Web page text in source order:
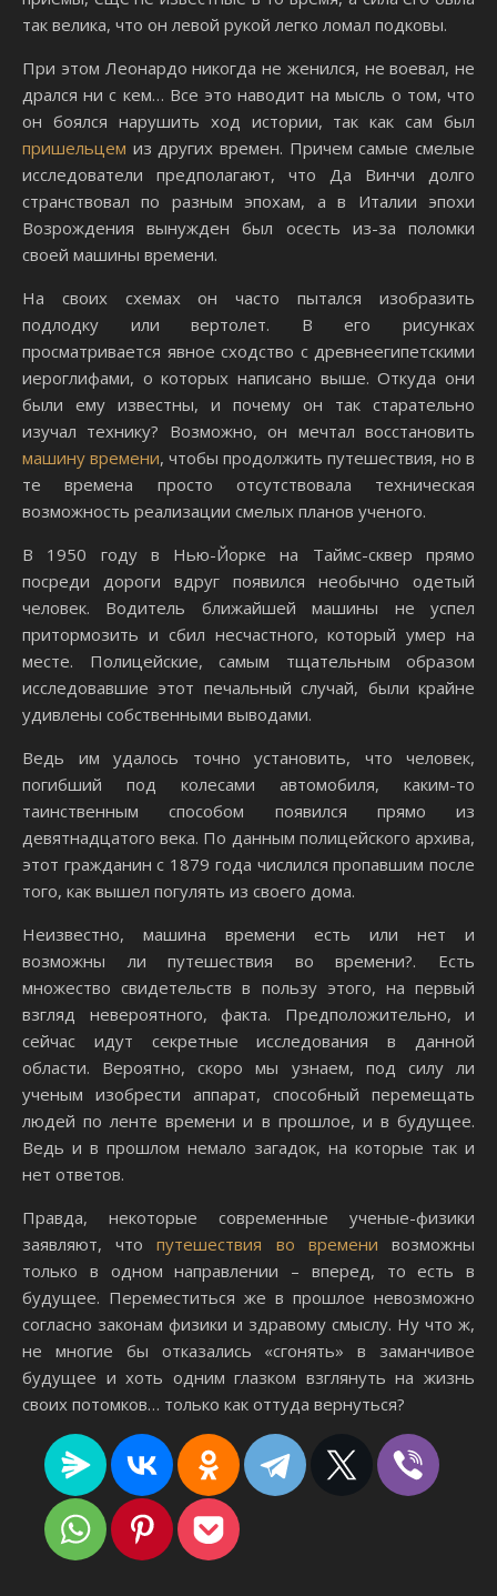
так велика, что он левой рукой легко ломал подковы.
При этом Леонардо никогда не женился, не воевал, не
дрался ни с кем… Все это наводит на мысль о том, что
он боялся нарушить ход истории, так как сам был
пришельцем из других времен. Причем самые смелые
исследователи предполагают, что Да Винчи долго
странствовал по разным эпохам, а в Италии эпохи
Возрождения вынужден был осесть из-за поломки
своей машины времени.
На своих схемах он часто пытался изобразить
подлодку или вертолет. В его рисунках
просматривается явное сходство с древнеегипетскими
иероглифами, о которых написано выше. Откуда они
были ему известны, и почему он так старательно
изучал технику? Возможно, он мечтал восстановить
машину времени, чтобы продолжить путешествия, но в
те времена просто отсутствовала техническая
возможность реализации смелых планов ученого.
В 1950 году в Нью-Йорке на Таймс-сквер прямо
посреди дороги вдруг появился необычно одетый
человек. Водитель ближайшей машины не успел
притормозить и сбил несчастного, который умер на
месте. Полицейские, самым тщательным образом
исследовавшие этот печальный случай, были крайне
удивлены собственными выводами.
Ведь им удалось точно установить, что человек,
погибший под колесами автомобиля, каким-то
таинственным способом появился прямо из
девятнадцатого века. По данным полицейского архива,
этот гражданин с 1879 года числился пропавшим после
того, как вышел погулять из своего дома.
Неизвестно, машина времени есть или нет и
возможны ли путешествия во времени?. Есть
множество свидетельств в пользу этого, на первый
взгляд невероятного, факта. Предположительно, и
сейчас идут секретные исследования в данной
области. Вероятно, скоро мы узнаем, под силу ли
ученым изобрести аппарат, способный перемещать
людей по ленте времени и в прошлое, и в будущее.
Ведь и в прошлом немало загадок, на которые так и
нет ответов.
Правда, некоторые современные ученые-физики
заявляют, чтопутешествия во времени возможны
только в одном направлении – вперед, то есть в
будущее. Переместиться же в прошлое невозможно
согласно законам физики и здравому смыслу. Ну что ж,
не многие бы отказались «сгонять» в заманчивое
будущее и хоть одним глазком взглянуть на жизнь
своих потомков… только как оттуда вернуться?